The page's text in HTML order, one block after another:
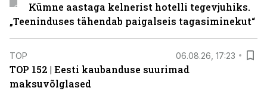
Kümne aastaga kelnerist hotelli tegevjuhiks.
„Teeninduses tähendab paigalseis tagasiminekut“
TOP 06.08.26, 17:23
TOP 152 | Eesti kaubanduse suurimad
maksuvõlglased